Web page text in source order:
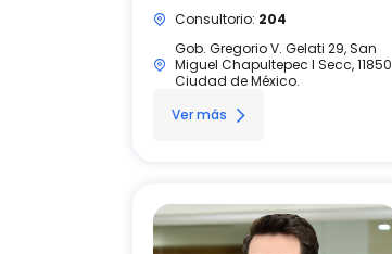
Consultorio: 204
Gob. Gregorio V. Gelati 29, San
Miguel Chapultepec I Secc, 11850
Ciudad de México.
Ver más